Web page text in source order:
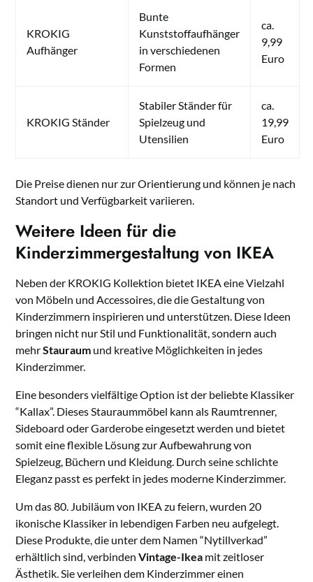
KROKIG
Aufhänger
Bunte
Kunststoffaufhänger
in verschiedenen
Formen
ca.
9,99
Euro
KROKIG Ständer
Stabiler Ständer für
Spielzeug und
Utensilien
ca.
19,99
Euro
Die Preise dienen nur zur Orientierung und können je nach
Standort und Verfügbarkeit variieren.
Weitere Ideen für die
Kinderzimmergestaltung von IKEA
Neben der KROKIG Kollektion bietet IKEA eine Vielzahl
von Möbeln und Accessoires, die die Gestaltung von
Kinderzimmern inspirieren und unterstützen. Diese Ideen
bringen nicht nur Stil und Funktionalität, sondern auch
mehrStauraum und kreative Möglichkeiten in jedes
Kinderzimmer.
Eine besonders vielfältige Option ist der beliebte Klassiker
“Kallax”. Dieses Stauraummöbel kann als Raumtrenner,
Sideboard oder Garderobe eingesetzt werden und bietet
somit eine flexible Lösung zur Aufbewahrung von
Spielzeug, Büchern und Kleidung. Durch seine schlichte
Eleganz passt es perfekt in jedes moderne Kinderzimmer.
Um das 80. Jubiläum von IKEA zu feiern, wurden 20
ikonische Klassiker in lebendigen Farben neu aufgelegt.
Diese Produkte, die unter dem Namen “Nytillverkad”
erhältlich sind, verbindenVintage-Ikea mit zeitloser
Ästhetik. Sie verleihen dem Kinderzimmer einen